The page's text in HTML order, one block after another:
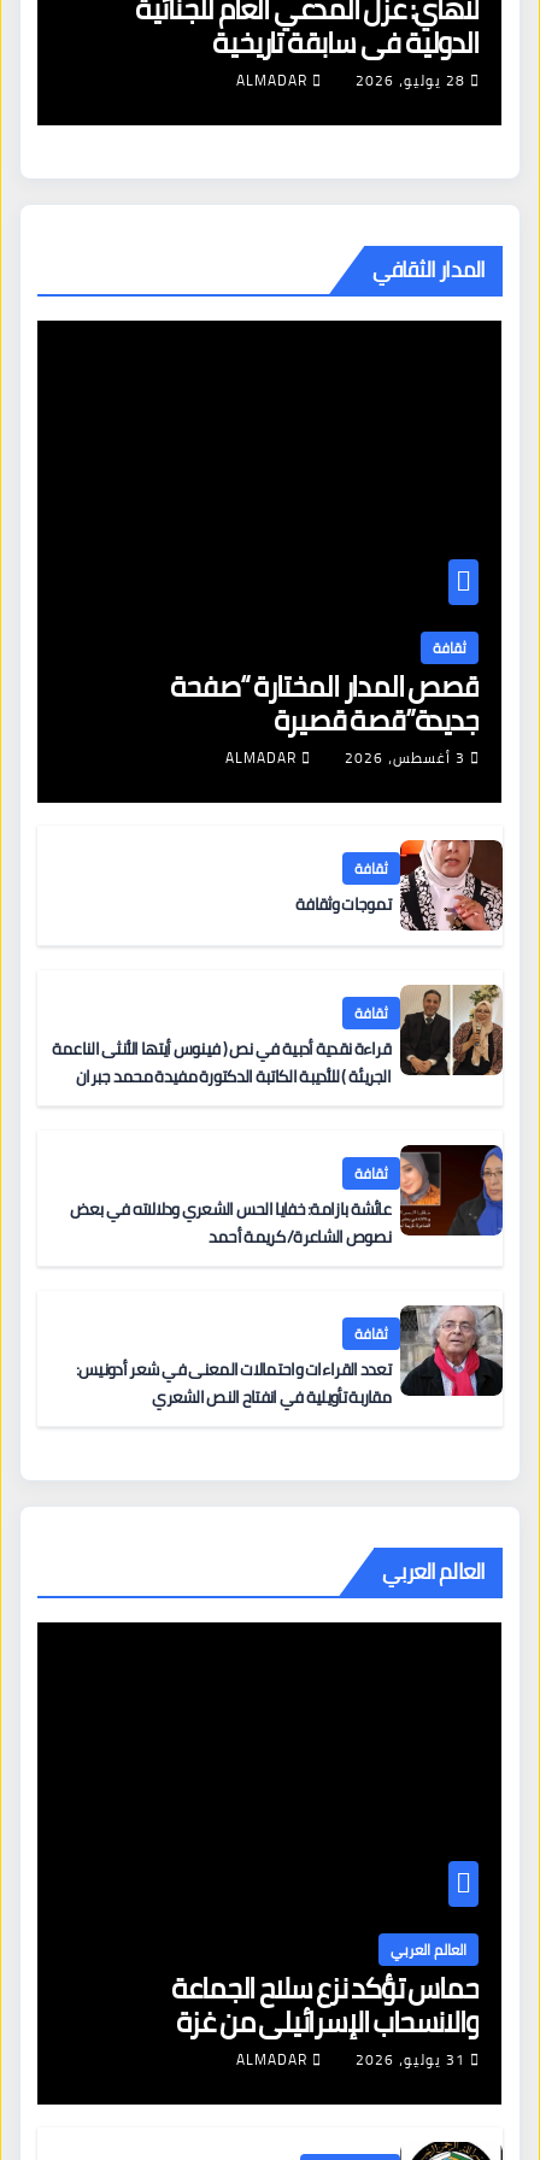
الدولية في سابقة تاريخية
28 يوليو، 2026 ALMADAR
المدار الثقافي
ثقافة
قصص المدار المختارة “صفحة
جديدة”قصة قصيرة
3 أغسطس، 2026 ALMADAR
ثقافة
تموجات وثقافة
ثقافة
قراءة نقدية أدبية في نص ( فينوس أيتها الأنثى الناعمة
الجريئة ) للأديبة الكاتبة الدكتورة مفيدة محمد جبران
ثقافة
عائشة بازامة: خفايا الحس الشعري ودلالاته في بعض
نصوص الشاعرة/ كريمة أحمد
ثقافة
تعدد القراءات واحتمالات المعنى في شعر أدونيس:
مقاربة تأويلية في انفتاح النص الشعري
العالم العربي
العالم العربي
حماس تؤكد نزع سلاح الجماعة
والانسحاب الإسرائيلي من غزة
31 يوليو، 2026 ALMADAR